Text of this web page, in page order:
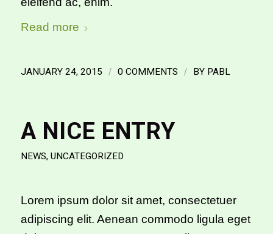
Read more
JANUARY 24, 2015 / 0 COMMENTS / BY PABL
A NICE ENTRY
NEWS, UNCATEGORIZED
Lorem ipsum dolor sit amet, consectetuer
adipiscing elit. Aenean commodo ligula eget